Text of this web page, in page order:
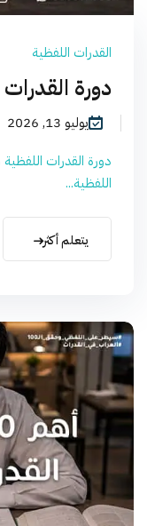
القدرات اللفظية
دورة القدرات
يوليو 13, 2026
دورة القدرات
اللفظية...
يتعلم أكثر